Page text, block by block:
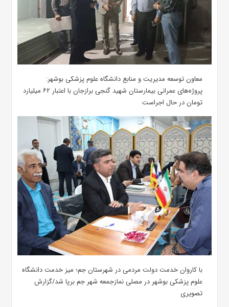
معاون توسعه مدیریت و منابع دانشگاه علوم پزشکی بوشهر:
پروژه‌های عمرانی بیمارستان شهید گنجی برازجان با اعتبار ۶۲ میلیارد
تومان در حال اجراست
با کاروان خدمت دولت مردمی در شهرستان جم؛ میز خدمت دانشگاه
علوم پزشکی بوشهر در مصلی نمازجمعه شهر جم برپا شد/گزارش
تصویری